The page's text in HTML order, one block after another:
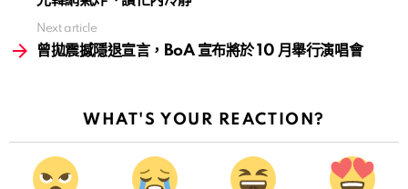
Next article
曾拋震撼隱退宣言，BoA 宣布將於 10 月舉行演唱會
WHAT'S YOUR REACTION?